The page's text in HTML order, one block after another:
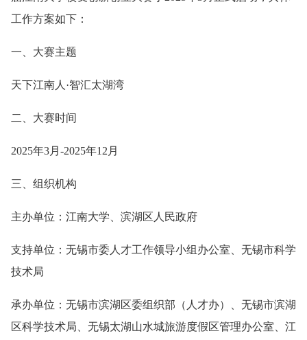
工作方案如下：
一、大赛主题
天下江南人·智汇太湖湾
二、大赛时间
2025年3月-2025年12月
三、组织机构
主办单位：江南大学、滨湖区人民政府
支持单位：无锡市委人才工作领导小组办公室、无锡市科学
技术局
承办单位：无锡市滨湖区委组织部（人才办）、无锡市滨湖
区科学技术局、无锡太湖山水城旅游度假区管理办公室、江